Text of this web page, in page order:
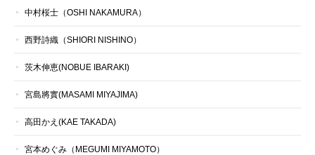
中村桜士（OSHI NAKAMURA）
西野詩織（SHIORI NISHINO）
茨木伸恵(NOBUE IBARAKI)
宮島將實(MASAMI MIYAJIMA)
高田かえ(KAE TAKADA)
宮本めぐみ（MEGUMI MIYAMOTO）